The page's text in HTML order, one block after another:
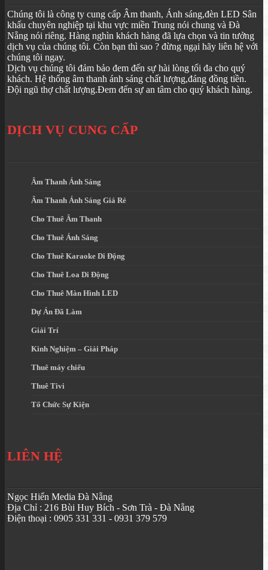
Chúng tôi là công ty cung cấp Âm thanh, Ánh sáng,đèn LED Sân
khấu chuyên nghiệp tại khu vực miền Trung nói chung và Đà
Nẵng nói riêng. Hàng nghìn khách hàng đã lựa chọn và tin tưởng
dịch vụ của chúng tôi. Còn bạn thì sao ? đừng ngại hãy liên hệ với
chúng tôi ngay.
Dịch vụ chúng tôi đảm bảo đem đến sự hài lòng tối đa cho quý
khách. Hệ thống âm thanh ánh sáng chất lượng,đáng đồng tiền.
Đội ngũ thợ chất lượng.Đem đến sự an tâm cho quý khách hàng.
DỊCH VỤ CUNG CẤP
Âm Thanh Ánh Sáng
Âm Thanh Ánh Sáng Giá Rẻ
Cho Thuê Âm Thanh
Cho Thuê Ánh Sáng
Cho Thuê Karaoke Di Động
Cho Thuê Loa Di Động
Cho Thuê Màn Hình LED
Dự Án Đã Làm
Giải Trí
Kinh Nghiệm – Giải Pháp
Thuê máy chiếu
Thuê Tivi
Tổ Chức Sự Kiện
LIÊN HỆ
Ngọc Hiển Media Đà Nẵng
Địa Chỉ : 216 Bùi Huy Bích - Sơn Trà - Đà Nẵng
Điện thoại : 0905 331 331 - 0931 379 579